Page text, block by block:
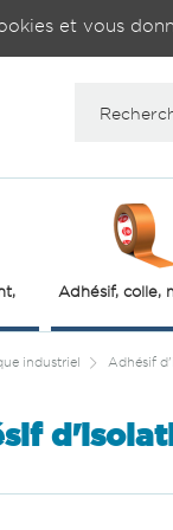
Adhésif, colle,
industriel Adhésif
et vous